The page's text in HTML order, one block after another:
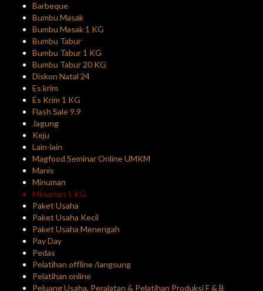
Barbeque
Bumbu Masak
Bumbu Masak 1 KG
Bumbu Tabur
Bumbu Tabur 1 KG
Bumbu Tabur 20 KG
Diskon Natal 24
Es krim
Es Krim 1 KG
Flash Sale 9.9
Jagung
Keju
Lain-lain
Magfood Seminar Online UMKM
Manis
Minuman
Minuman 1 KG
Paket Usaha
Paket Usaha Kecil
Paket Usaha Menengah
Pay Day
Pedas
Pelatihan offline /langsung
Pelatihan online
Peluang Usaha, Peralatan & Pelatihan Produksi F & B